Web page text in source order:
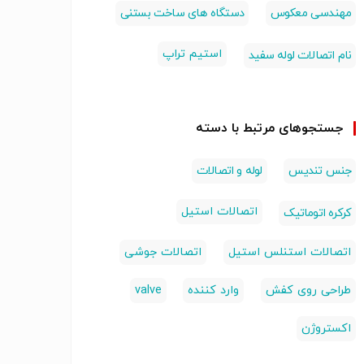
مهندسی معکوس دستگاه های ساخت بستنی
نام اتصالات لوله سفید استیم تراپ
جستجوهای مرتبط با دسته
جنس تندیس لوله و اتصالات
کرکره اتوماتیک اتصالات استیل
اتصالات استنلس استیل اتصالات جوشی
طراحی روی کفش وارد کننده valve
اکستروژن